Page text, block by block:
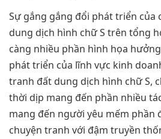
Sự gắng gắng đổi phát triển của
dung dịch hình chữ S trên tổng
càng nhiều phần hình họa
phát triển của lĩnh vực kinh
tranh đất dung dịch hình chữ S,
thời dịp mang đến phần nhiều
mang đến người yêu mếm phần
chuyện tranh với đậm truyền